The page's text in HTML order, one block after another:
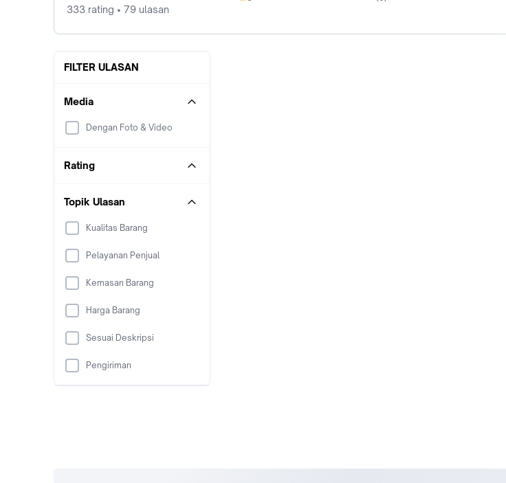
333 rating • 79 ulasan
FILTER ULASAN
Media
Dengan Foto & Video
Rating
Topik Ulasan
Kualitas Barang
Pelayanan Penjual
Kemasan Barang
Harga Barang
Sesuai Deskripsi
Pengiriman